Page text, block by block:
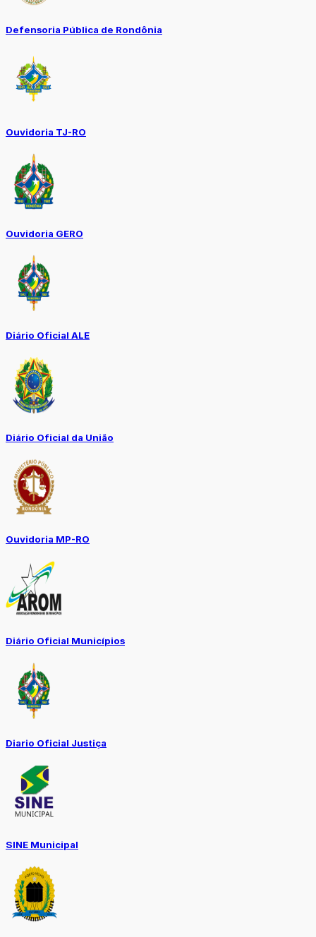
Defensoria Pública de Rondônia
Ouvidoria TJ-RO
Ouvidoria GERO
Diário Oficial ALE
Diário Oficial da União
Ouvidoria MP-RO
Diário Oficial Municípios
Diario Oficial Justiça
SINE Municipal